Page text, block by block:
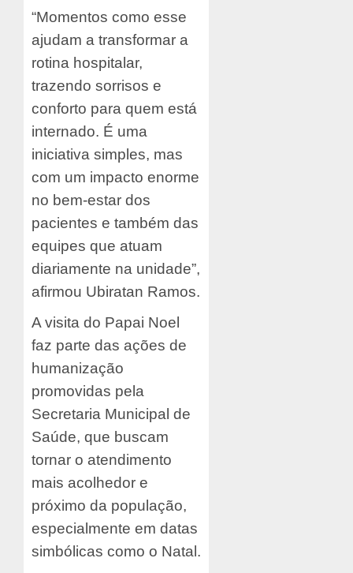
“Momentos como esse
ajudam a transformar a
rotina hospitalar,
trazendo sorrisos e
conforto para quem está
internado. É uma
iniciativa simples, mas
com um impacto enorme
no bem-estar dos
pacientes e também das
equipes que atuam
diariamente na unidade”,
afirmou Ubiratan Ramos.
A visita do Papai Noel
faz parte das ações de
humanização
promovidas pela
Secretaria Municipal de
Saúde, que buscam
tornar o atendimento
mais acolhedor e
próximo da população,
especialmente em datas
simbólicas como o Natal.